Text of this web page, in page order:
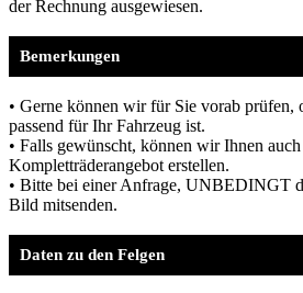
der Rechnung ausgewiesen.
Bemerkungen
• Gerne können wir für Sie vorab prüfen,
passend für Ihr Fahrzeug ist.
• Falls gewünscht, können wir Ihnen
Kompletträderangebot erstellen.
• Bitte bei einer Anfrage, UNBEDINGT
Bild mitsenden.
Daten zu den Felgen